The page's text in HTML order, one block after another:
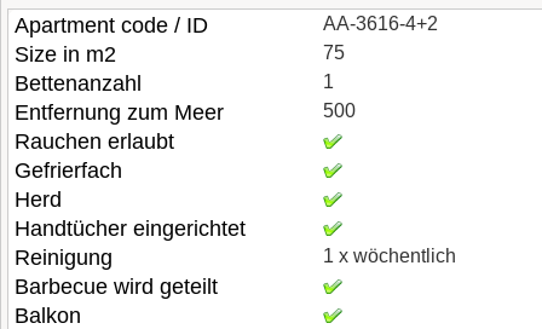
Apartment code / ID AA-3616-4+2
Size in m2 75
Bettenanzahl 1
Entfernung zum Meer 500
Rauchen erlaubt
Gefrierfach
Herd
Handtücher eingerichtet
Reinigung
1 x wöchentlich
Barbecue wird geteilt
Balkon